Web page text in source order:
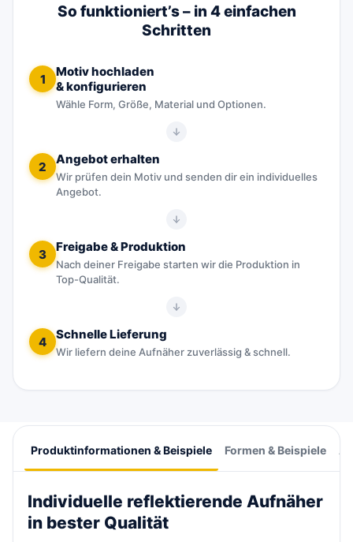
So funktioniert’s – in 4 einfachen
Schritten
1
Motiv hochladen
& konfigurieren
Wähle Form, Größe, Material und Optionen.
2 Angebot erhalten
Wir prüfen dein Motiv und senden dir ein individuelles
Angebot.
3 Freigabe & Produktion
Nach deiner Freigabe starten wir die Produktion in
Top-Qualität.
4 Schnelle Lieferung
Wir liefern deine Aufnäher zuverlässig & schnell.
Produktinformationen & Beispiele Formen & Beispiele
Individuelle reflektierende Aufnäher
in bester Qualität